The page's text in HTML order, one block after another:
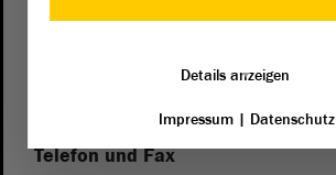
Wegbeschreibung
Telefon und Fax
Details anzeigen
Impressum| Datenschutz